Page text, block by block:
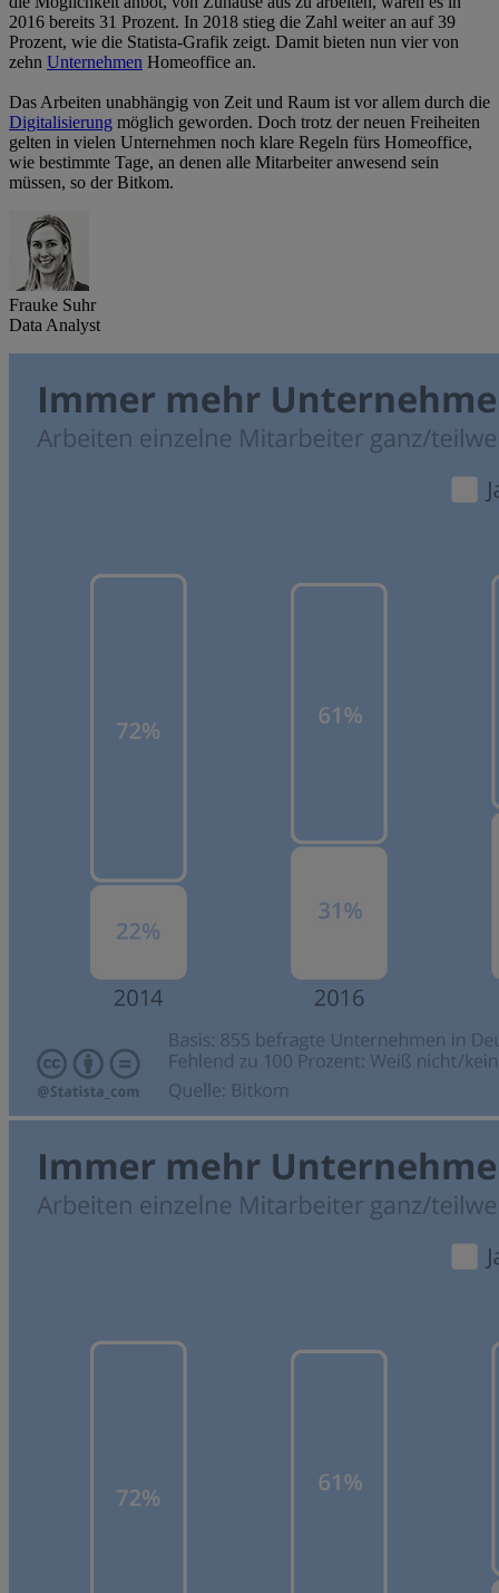
2016 bereits 31 Prozent. In 2018 stieg die Zahl weiter an auf 39
Prozent, wie die Statista-Grafik zeigt. Damit bieten nun vier von
zehn Unternehmen Homeoffice an.
Das Arbeiten unabhängig von Zeit und Raum ist vor allem durch die
Digitalisierung möglich geworden. Doch trotz der neuen Freiheiten
gelten in vielen Unternehmen noch klare Regeln fürs Homeoffice,
wie bestimmte Tage, an denen alle Mitarbeiter anwesend sein
müssen, so der Bitkom.
Frauke Suhr
Data Analyst